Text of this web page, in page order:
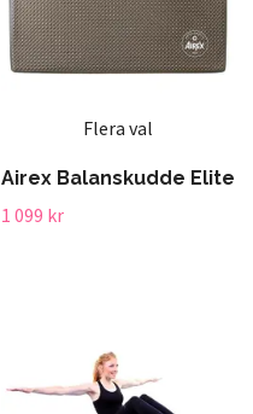
Flera val
Airex Balanskudde Elite
1 099 kr